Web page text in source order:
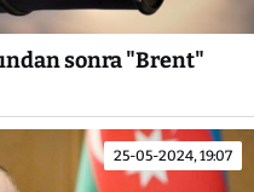
sonra "Brent"
25-05-2024, 19:07